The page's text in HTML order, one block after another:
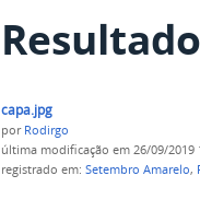
capa.jpg
por Rodirgo
última modificação em 26/09/2019
registrado em: Setembro Amarelo,